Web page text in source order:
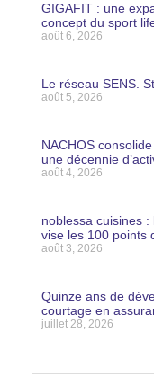
GIGAFIT : une
concept du sport
août 6, 2026
Le réseau SENS.
août 5, 2026
NACHOS
une décennie
août 4, 2026
noblessa cuisines :
vise les 100 points
août 3, 2026
Quinze ans de
courtage en
juillet 28, 2026